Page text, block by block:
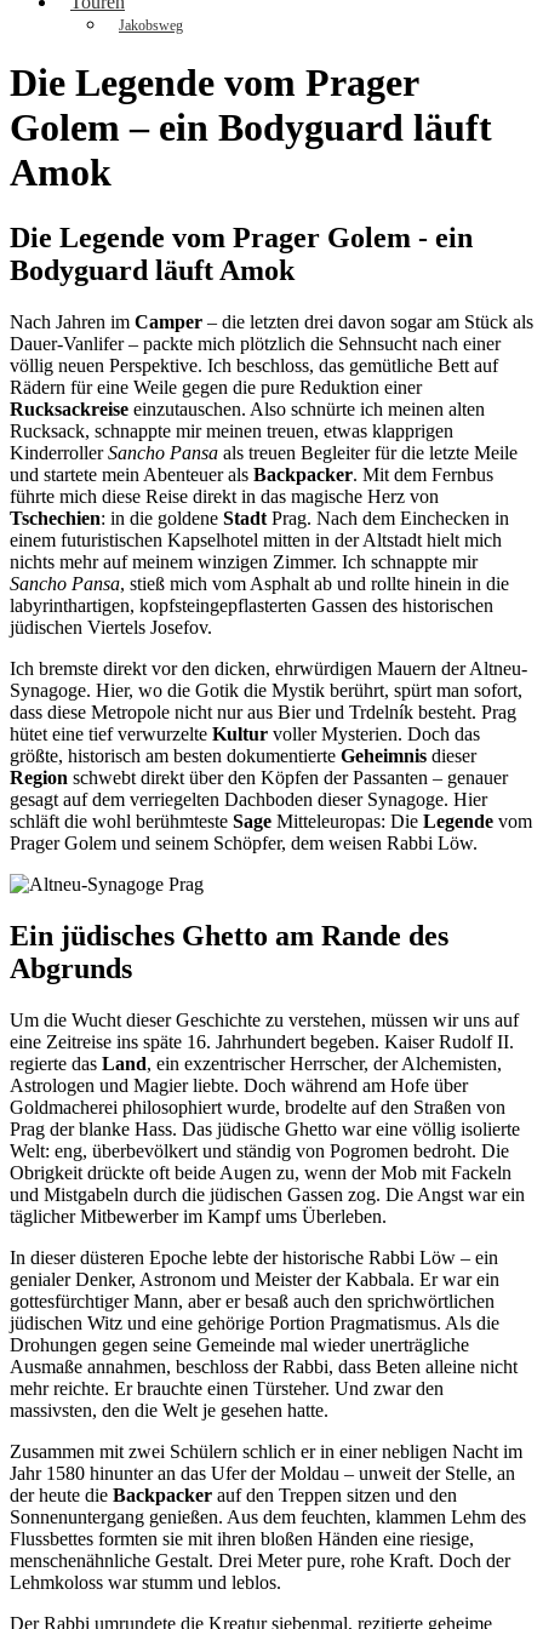
Jakobsweg
Die Legende vom Prager
Golem – ein Bodyguard läuft
Amok
Die Legende vom Prager Golem - ein
Bodyguard läuft Amok
Nach Jahren im Camper – die letzten drei davon sogar am Stück als
Dauer-Vanlifer – packte mich plötzlich die Sehnsucht nach einer
völlig neuen Perspektive. Ich beschloss, das gemütliche Bett auf
Rädern für eine Weile gegen die pure Reduktion einer
Rucksackreise einzutauschen. Also schnürte ich meinen alten
Rucksack, schnappte mir meinen treuen, etwas klapprigen
KinderrollerSancho Pansa als treuen Begleiter für die letzte Meile
und startete mein Abenteuer als Backpacker. Mit dem Fernbus
führte mich diese Reise direkt in das magische Herz von
Tschechien: in die goldene Stadt Prag. Nach dem Einchecken in
einem futuristischen Kapselhotel mitten in der Altstadt hielt mich
nichts mehr auf meinem winzigen Zimmer. Ich schnappte mir
Sancho Pansa, stieß mich vom Asphalt ab und rollte hinein in die
labyrinthartigen, kopfsteingepflasterten Gassen des historischen
jüdischen Viertels Josefov.
Ich bremste direkt vor den dicken, ehrwürdigen Mauern der Altneu-
Synagoge. Hier, wo die Gotik die Mystik berührt, spürt man sofort,
dass diese Metropole nicht nur aus Bier und Trdelník besteht. Prag
hütet eine tief verwurzelte Kultur voller Mysterien. Doch das
größte, historisch am besten dokumentierte Geheimnis dieser
Region schwebt direkt über den Köpfen der Passanten – genauer
gesagt auf dem verriegelten Dachboden dieser Synagoge. Hier
schläft die wohl berühmteste Sage Mitteleuropas: Die Legende vom
Prager Golem und seinem Schöpfer, dem weisen Rabbi Löw.
Ein jüdisches Ghetto am Rande des
Abgrunds
Um die Wucht dieser Geschichte zu verstehen, müssen wir uns auf
eine Zeitreise ins späte 16. Jahrhundert begeben. Kaiser Rudolf II.
regierte das Land, ein exzentrischer Herrscher, der Alchemisten,
Astrologen und Magier liebte. Doch während am Hofe über
Goldmacherei philosophiert wurde, brodelte auf den Straßen von
Prag der blanke Hass. Das jüdische Ghetto war eine völlig isolierte
Welt: eng, überbevölkert und ständig von Pogromen bedroht. Die
Obrigkeit drückte oft beide Augen zu, wenn der Mob mit Fackeln
und Mistgabeln durch die jüdischen Gassen zog. Die Angst war ein
täglicher Mitbewerber im Kampf ums Überleben.
In dieser düsteren Epoche lebte der historische Rabbi Löw – ein
genialer Denker, Astronom und Meister der Kabbala. Er war ein
gottesfürchtiger Mann, aber er besaß auch den sprichwörtlichen
jüdischen Witz und eine gehörige Portion Pragmatismus. Als die
Drohungen gegen seine Gemeinde mal wieder unerträgliche
Ausmaße annahmen, beschloss der Rabbi, dass Beten alleine nicht
mehr reichte. Er brauchte einen Türsteher. Und zwar den
massivsten, den die Welt je gesehen hatte.
Zusammen mit zwei Schülern schlich er in einer nebligen Nacht im
Jahr 1580 hinunter an das Ufer der Moldau – unweit der Stelle, an
der heute die Backpacker auf den Treppen sitzen und den
Sonnenuntergang genießen. Aus dem feuchten, klammen Lehm des
Flussbettes formten sie mit ihren bloßen Händen eine riesige,
menschenähnliche Gestalt. Drei Meter pure, rohe Kraft. Doch der
Lehmkoloss war stumm und leblos.
Der Rabbi umrundete die Kreatur siebenmal, rezitierte geheime